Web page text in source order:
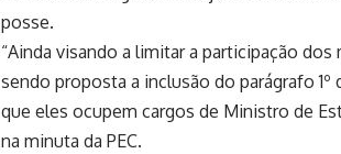
posse.
“Ainda visando a limitar a participação
sendo proposta a inclusão do parágrafo
que eles ocupem cargos de Ministro de
na minuta da PEC.